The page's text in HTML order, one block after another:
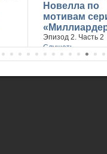
Новелла по
мотивам
Эпизод 2. Часть 2
Слушать